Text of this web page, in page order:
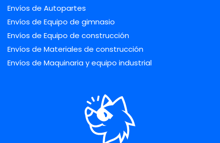
Envíos de Autopartes
Envíos de Equipo de gimnasio
Envíos de Equipo de construcción
Envíos de Materiales de construcción
Envíos de Maquinaria y equipo industrial